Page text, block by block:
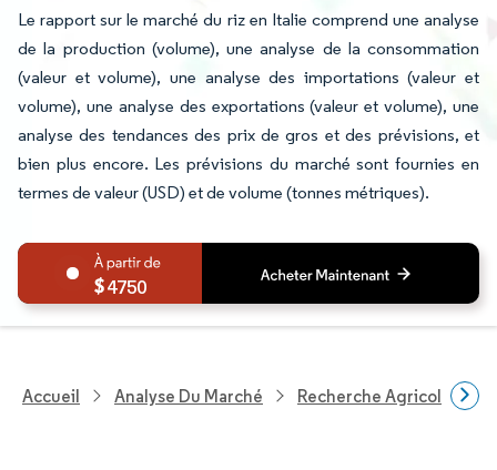
Le rapport sur le marché du riz en Italie comprend une analyse
de la production (volume), une analyse de la consommation
(valeur et volume), une analyse des importations (valeur et
volume), une analyse des exportations (valeur et volume), une
analyse des tendances des prix de gros et des prévisions, et
bien plus encore. Les prévisions du marché sont fournies en
termes de valeur (USD) et de volume (tonnes métriques).
4750
Accueil Analyse Du Marché Recherche Agricole